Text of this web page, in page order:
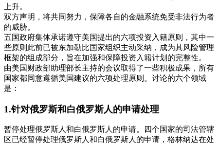
上升。
双方声明，将共同努力，保障各自的金融系统免受非法行为者
的威胁。
五国政府集体承诺遵守美国提出的六项投资入籍原则，其中一
些原则此前已被东加勒比国家组织主动采纳，成为其风险管理
框架的组成部分，旨在加强和保障投资入籍计划的完整性。
由美国财政部助理部长主持的会议取得了一些积极成果，所有
国家都同意遵循美国建议的六项处理原则。讨论的六个领域
是：
1.针对俄罗斯和白俄罗斯人的申请处理
暂停处理俄罗斯人和白俄罗斯人的申请。四个国家的司法管辖
区已经暂停处理俄罗斯人和白俄罗斯人的申请，格林纳达在处